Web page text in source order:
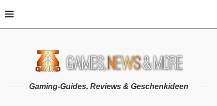
Gaming-Guides, Reviews & Geschenkideen